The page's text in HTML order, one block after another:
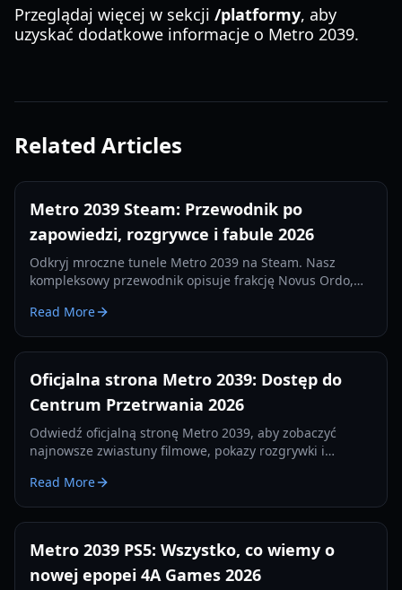
Przeglądaj więcej w sekcji /platformy, aby
uzyskać dodatkowe informacje o Metro 2039.
Related Articles
Metro 2039 Steam: Przewodnik po
zapowiedzi, rozgrywce i fabule 2026
Odkryj mroczne tunele Metro 2039 na Steam. Nasz
kompleksowy przewodnik opisuje frakcję Novus Ordo,
historie'.
Read More
Oficjalna strona Metro 2039: Dostęp do
Centrum Przetrwania 2026
Odwiedź oficjalną stronę Metro 2039, aby zobaczyć
najnowsze zwiastuny filmowe, pokazy rozgrywki i
rozdziałem sagi Metro.
Read More
Metro 2039 PS5: Wszystko, co wiemy o
nowej epopei 4A Games 2026